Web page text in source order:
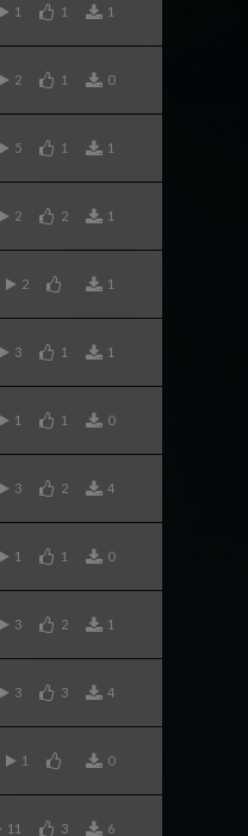
1 1 1
2 1 0
5 1 1
2 2 1
2 1
3 1 1
1 1 0
3 2 4
1 1 0
3 2 1
3 3 4
1 0
11 3 6